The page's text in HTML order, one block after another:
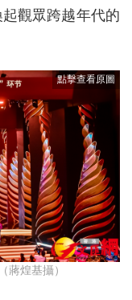
觀眾跨越年代的
蔣煌基攝）